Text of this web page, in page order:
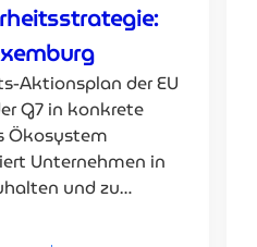
Aktionsplan der EU
G7 in konkrete
Ökosystem
Unternehmen in
und zu